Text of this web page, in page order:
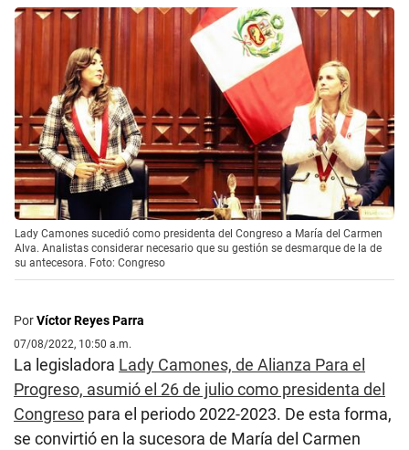
Lady Camones sucedió como presidenta del Congreso a María del Carmen
Alva. Analistas considerar necesario que su gestión se desmarque de la de
su antecesora. Foto: Congreso
PorVíctor Reyes Parra
07/08/2022, 10:50 a.m.
La legisladora Lady Camones, de Alianza Para el
Progreso, asumió el 26 de julio como presidenta del
Congreso para el periodo 2022-2023. De esta forma,
se convirtió en la sucesora de María del Carmen